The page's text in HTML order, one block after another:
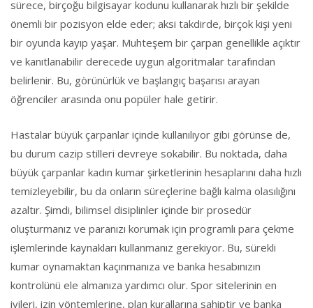
sürece, birçoğu bilgisayar kodunu kullanarak hızlı bir şekilde
önemli bir pozisyon elde eder; aksi takdirde, birçok kişi yeni
bir oyunda kayıp yaşar. Muhteşem bir çarpan genellikle açıktır
ve kanıtlanabilir derecede uygun algoritmalar tarafından
belirlenir. Bu, görünürlük ve başlangıç ​​başarısı arayan
öğrenciler arasında onu popüler hale getirir.
Hastalar büyük çarpanlar içinde kullanılıyor gibi görünse de,
bu durum cazip stilleri devreye sokabilir. Bu noktada, daha
büyük çarpanlar kadın kumar şirketlerinin hesaplarını daha hızlı
temizleyebilir, bu da onların süreçlerine bağlı kalma olasılığını
azaltır. Şimdi, bilimsel disiplinler içinde bir prosedür
oluşturmanız ve paranızı korumak için programlı para çekme
işlemlerinde kaynakları kullanmanız gerekiyor. Bu, sürekli
kumar oynamaktan kaçınmanıza ve banka hesabınızın
kontrolünü ele almanıza yardımcı olur. Spor sitelerinin en
iyileri, izin yöntemlerine, plan kurallarına sahiptir ve banka